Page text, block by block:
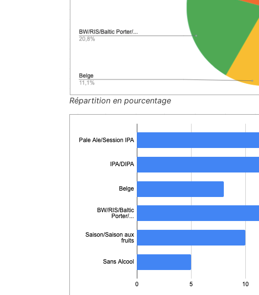
Répartition en pourcentage